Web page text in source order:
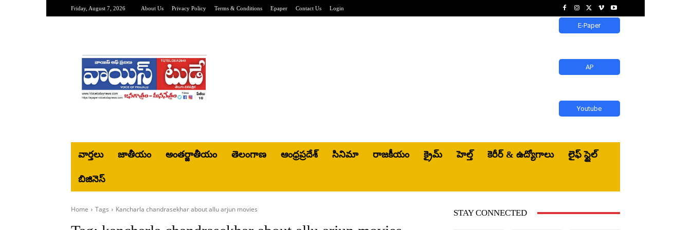
Friday, August 7, 2026 About Us Privacy Policy Terms & Conditions Epaper Contact Us Login
E-Paper
AP
Youtube
వార్తలు జాతీయం అంతర్జాతీయం తెలంగాణ ఆంధ్రప్రదేశ్ సినిమా రాజకీయం క్రైమ్ హెల్త్‌ కెరీర్ & ఉద్యోగాలు లైఫ్ స్టైల్
బిజినెస్‌
Home Tags Kancharla chandrasekhar about allu arjun movies STAY CONNECTED